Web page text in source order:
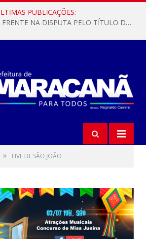
PUBLICAÇÕES:
MARACANÃ SAI NA FRENTE NA DISPUTA PELO TÍTULO DA COPA PARÁ SUB-17!
» LIVE DE SÃO JOÃO